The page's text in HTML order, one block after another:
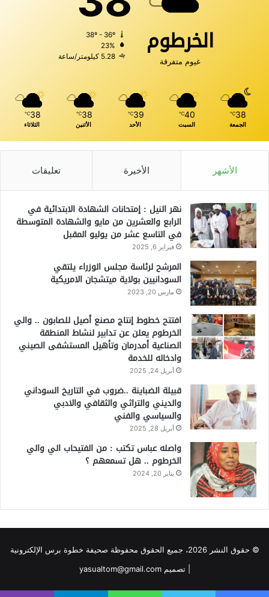
الخرطوم
غيوم متفرقة
23%
5.28 كيلومتر/ساعة
38
℃
الجمعة
40
℃
السبت
39
℃
الأحد
38
℃
الأثنين
38
℃
الثلاثاء
الأشهر الأخيرة تعليقات
نهر النيل : إمتحانات الشهادة الابتدائية في
الرابع والعشرين من مايو والشهادة المتوسطة
في التاسع عشر من يوليو المقبل
فبراير 6, 2025
المرشح لرئاسة مجلس الوزراء يلتقي
السودانيين بولاية ميتشجان الامريكية
مارس 20, 2023
افتتح خطوط إنتاج مصنع أصيل للصابون .. والي
الخرطوم يعلن عن تدابير لنشاط المنطقة
الصناعية أمدرمان وتأهيل المستشفى الصيني
وادخاله للخدمة
أبريل 24, 2025
قبيلة الضباينة ..ضروب في التاريخ السوداني
والديني والتراثي والثقافي والادبي
والسياسي والفني
أبريل 28, 2025
واصله عباس تكتب : من الفتيحاب الي والي
الخرطوم .. هل تسمعهم ؟
يناير 20, 2024
© حقوق النشر 2026، جميع الحقوق محفوظة صحيفة خطوة برس الإلكترونية
| تصميم yasualtom@gmail.com